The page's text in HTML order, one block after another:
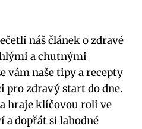
náš článek o zdravé
a chutnými
vám naše tipy a recepty
zdravý start do dne.
hraje klíčovou roli ve
a dopřát si lahodné